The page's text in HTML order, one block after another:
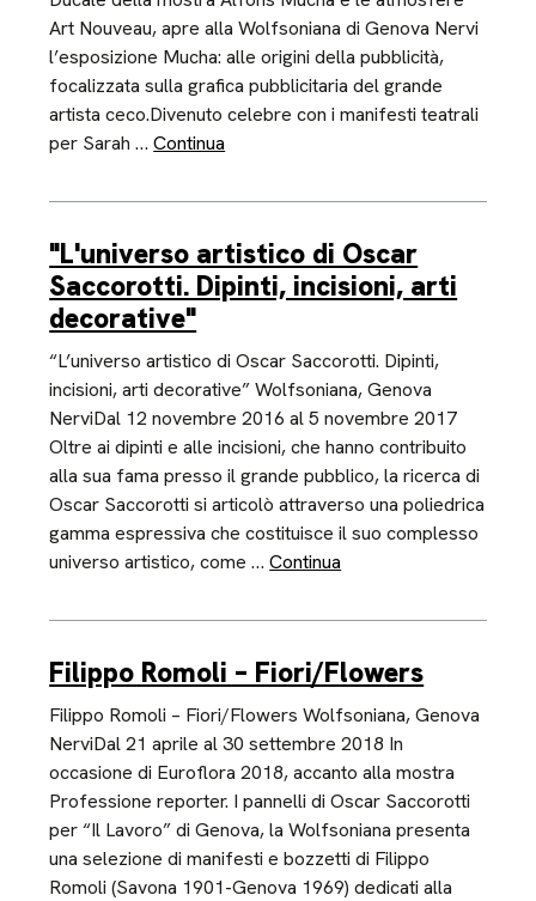
Art Nouveau, apre alla Wolfsoniana di Genova Nervi
l’esposizione Mucha: alle origini della pubblicità,
focalizzata sulla grafica pubblicitaria del grande
artista ceco.Divenuto celebre con i manifesti teatrali
per Sarah …Continua
"L'universo artistico di Oscar
Saccorotti. Dipinti, incisioni, arti
decorative"
“L’universo artistico di Oscar Saccorotti. Dipinti,
incisioni, arti decorative” Wolfsoniana, Genova
NerviDal 12 novembre 2016 al 5 novembre 2017
Oltre ai dipinti e alle incisioni, che hanno contribuito
alla sua fama presso il grande pubblico, la ricerca di
Oscar Saccorotti si articolò attraverso una poliedrica
gamma espressiva che costituisce il suo complesso
universo artistico, come …Continua
Filippo Romoli – Fiori/Flowers
Filippo Romoli – Fiori/Flowers Wolfsoniana, Genova
NerviDal 21 aprile al 30 settembre 2018 In
occasione di Euroflora 2018, accanto alla mostra
Professione reporter. I pannelli di Oscar Saccorotti
per “Il Lavoro” di Genova, la Wolfsoniana presenta
una selezione di manifesti e bozzetti di Filippo
Romoli (Savona 1901-Genova 1969) dedicati alla